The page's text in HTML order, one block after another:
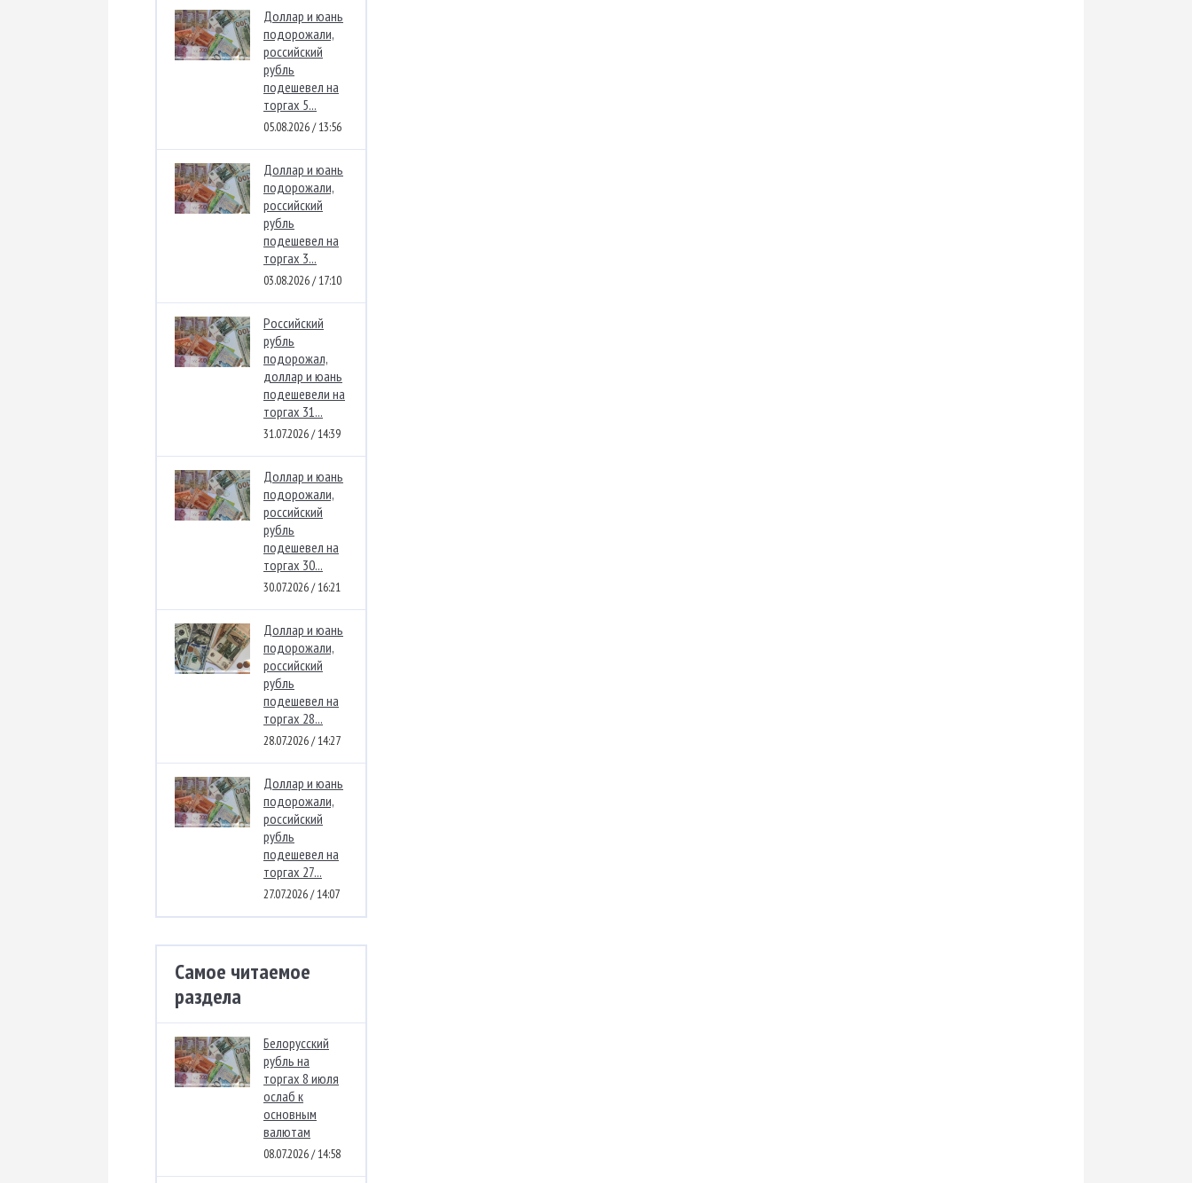
Доллар и юань
подорожали,
российский
рубль
подешевел на
торгах 5...
05.08.2026 / 13:56
Доллар и юань
подорожали,
российский
рубль
подешевел на
торгах 3...
03.08.2026 / 17:10
Российский
рубль
подорожал,
доллар и юань
подешевели на
торгах 31...
31.07.2026 / 14:39
Доллар и юань
подорожали,
российский
рубль
подешевел на
торгах 30...
30.07.2026 / 16:21
Доллар и юань
подорожали,
российский
рубль
подешевел на
торгах 28...
28.07.2026 / 14:27
Доллар и юань
подорожали,
российский
рубль
подешевел на
торгах 27...
27.07.2026 / 14:07
Самое читаемое
раздела
Белорусский
рубль на
торгах 8 июля
ослаб к
основным
валютам
08.07.2026 / 14:58